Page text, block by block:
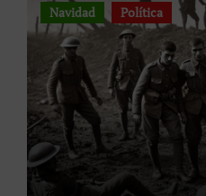
Navidad Política